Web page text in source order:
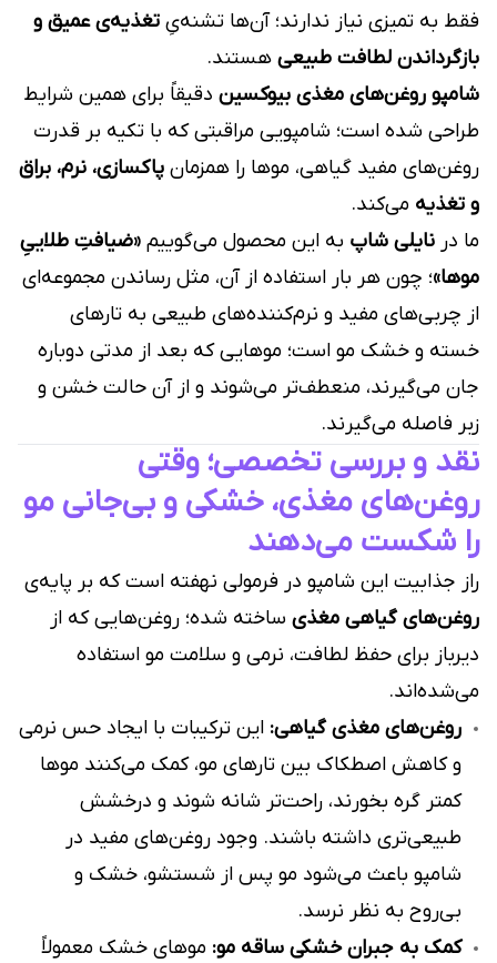
فقط به تمیزی نیاز ندارند؛ آن‌ها تشنه‌یِ تغذیه‌ی عمیق و
بازگرداندن لطافت طبیعی هستند.
شامپو روغن‌های مغذی بیوکسین دقیقاً برای همین شرایط
طراحی شده است؛ شامپویی مراقبتی که با تکیه بر قدرت
روغن‌های مفید گیاهی، موها را همزمان پاکسازی، نرم، براق
و تغذیه می‌کند.
ما در نایلی شاپ به این محصول می‌گوییم «ضیافتِ طلاییِ
موها»؛ چون هر بار استفاده از آن، مثل رساندن مجموعه‌ای
از چربی‌های مفید و نرم‌کننده‌های طبیعی به تارهای
خسته و خشک مو است؛ موهایی که بعد از مدتی دوباره
جان می‌گیرند، منعطف‌تر می‌شوند و از آن حالت خشن و
زبر فاصله می‌گیرند.
نقد و بررسی تخصصی؛ وقتی
روغن‌های مغذی، خشکی و بی‌جانی مو
را شکست می‌دهند
راز جذابیت این شامپو در فرمولی نهفته است که بر پایه‌ی
روغن‌های گیاهی مغذی ساخته شده؛ روغن‌هایی که از
دیرباز برای حفظ لطافت، نرمی و سلامت مو استفاده
می‌شده‌اند.
روغن‌های مغذی گیاهی: این ترکیبات با ایجاد حس نرمی
و کاهش اصطکاک بین تارهای مو، کمک می‌کنند موها
کمتر گره بخورند، راحت‌تر شانه شوند و درخشش
طبیعی‌تری داشته باشند. وجود روغن‌های مفید در
شامپو باعث می‌شود مو پس از شستشو، خشک و
بی‌روح به نظر نرسد.
کمک به جبران خشکی ساقه مو: موهای خشک معمولاً